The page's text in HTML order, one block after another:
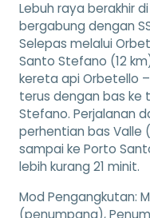
Lebuh raya berakhir
bergabung dengan
Selepas melalui
Santo Stefano (12
kereta api Orbetello
terus dengan bas ke
Stefano. Perjalanan
perhentian bas
sampai ke Porto
lebih kurang 21 minit.
Mod Pengangkutan:
(penumpang),